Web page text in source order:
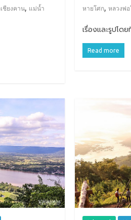
ชียงคาน, แม่น้ำ
หายโศก,หลวงพ่
เรื่องและรูปโด
Read more